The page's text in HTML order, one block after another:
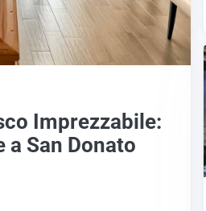
Imprezzabile:
a San Donato